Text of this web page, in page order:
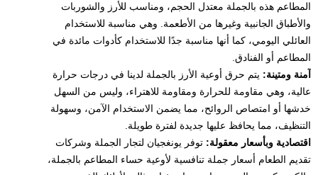
المطاعم هذه بالجملة معتدل الحجم، ومناسب للأرز والشوربات
والأطباق الجانبية وغيرها من الأطعمة. وهي مناسبة للاستخدام
العائلي اليومي، كما أنها مناسبة جدًا للاستخدام كأدوات مائدة في
المطاعم أو الفنادق.
آمنة ومتينة: يتم حرق أوعية الأرز بالجملة لدينا في درجات حرارة
عالية، وهي مقاومة للحرارة ومقاومة للاهتراء، وليس من السهل
خدشها أو امتصاص الروائح، مما يضمن الاستخدام الآمن، وسهولة
التنظيف، مما يحافظ عليها جديدة لفترة طويلة.
اقتصادية وبأسعار معقولة: توفر يونغجيان لتجار الجملة وشركات
تقديم الطعام أسعار جملة تنافسية لأوعية حساء المطاعم بالجملة،